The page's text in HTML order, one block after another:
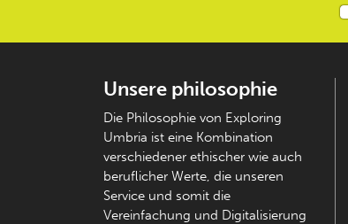
Unsere philosophie
Die Philosophie von Exploring
Umbria ist eine Kombination
verschiedener ethischer wie auch
beruflicher Werte, die unseren
Service und somit die
Vereinfachung und Digitalisierung